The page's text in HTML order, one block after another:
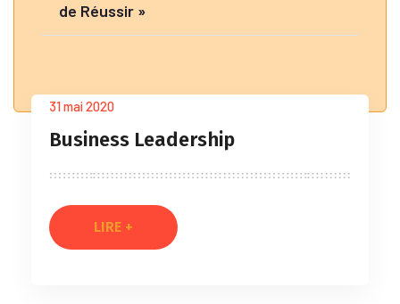
de Réussir »
31 mai 2020
Business Leadership
LIRE +